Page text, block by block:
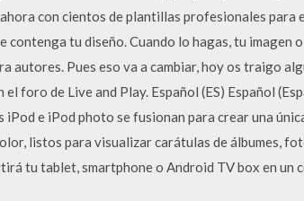
con cientos de plantillas profesionales para
contenga tu diseño. Cuando lo hagas, tu imagen
autores. Pues eso va a cambiar, hoy os traigo
el foro de Live and Play. Español (ES) Español
iPod e iPod photo se fusionan para crear una
listos para visualizar carátulas de álbumes,
tu tablet, smartphone o Android TV box en un